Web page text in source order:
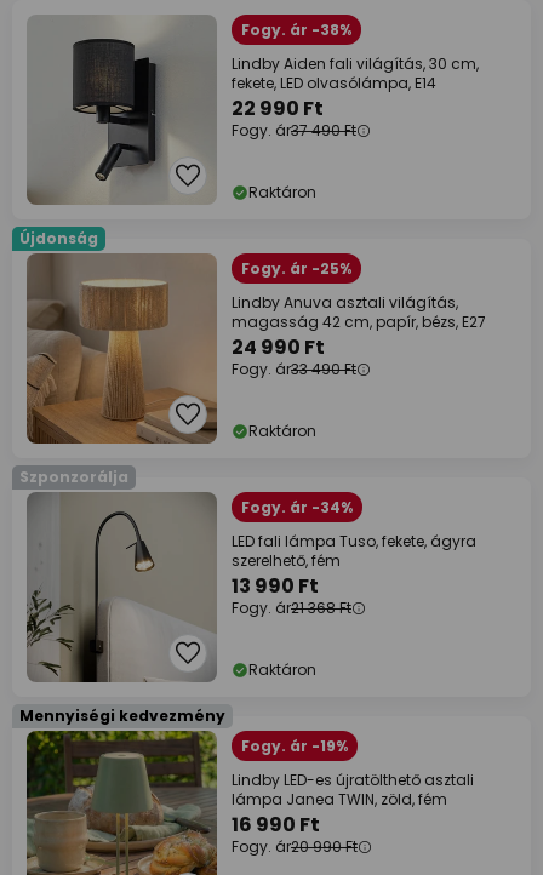
Fogy. ár -38%
Lindby Aiden fali világítás, 30 cm,
fekete, LED olvasólámpa, E14
22 990 Ft
Fogy. ár37 490 Ft
Raktáron
Újdonság
Fogy. ár -25%
Lindby Anuva asztali világítás,
magasság 42 cm, papír, bézs, E27
24 990 Ft
Fogy. ár33 490 Ft
Raktáron
Szponzorálja
Fogy. ár -34%
LED fali lámpa Tuso, fekete, ágyra
szerelhető, fém
13 990 Ft
Fogy. ár21 368 Ft
Raktáron
Mennyiségi kedvezmény
Fogy. ár -19%
Lindby LED-es újratölthető asztali
lámpa Janea TWIN, zöld, fém
16 990 Ft
Fogy. ár20 990 Ft